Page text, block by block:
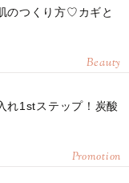
のつくり方♡カギと
Beauty
れ1stステップ！炭酸
Promotion